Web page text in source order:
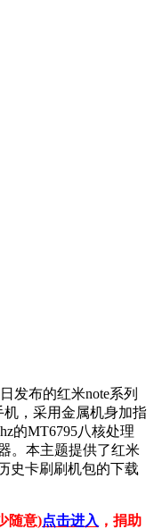
发布的红米note系列
，采用金属机身加指
的MT6795八核处理
。本主题提供了红米
史卡刷刷机包的下载
随意)点击进入 ，捐助